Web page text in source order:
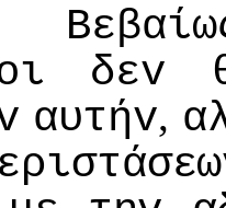
δεv
αυτήv,